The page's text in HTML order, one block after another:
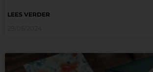
LEES VERDER